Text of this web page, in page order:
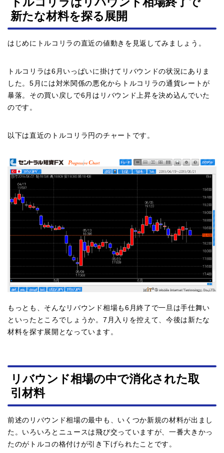
新たな材料を探る展開
はじめにトルコリラの直近の値動きを見返してみましょう。
トルコリラは6月いっぱいに掛けてリバウンドの状況にありま
した。5月には対米関係の悪化からトルコリラの通貨レートが
暴落。その買い戻しで6月はリバウンド上昇を決め込んでいた
のです。
以下は直近のトルコリラ円のチャートです。
もっとも、そんなリバウンド相場も6月終了で一旦は手仕舞い
といったところでしょうか。7月入りを控えて、今後は新たな
材料を探す展開となっています。
リバウンド相場の中で消化された取
引材料
前述のリバウンド相場の最中も、いくつか新規の材料が出まし
た。いろいろとニュースは飛び交っていますが、一番大きかっ
たのがトルコの格付けが引き下げられたことです。